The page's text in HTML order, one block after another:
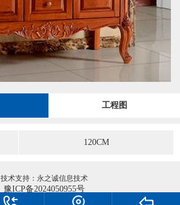
工程图
120CM
技术支持：永之诚信息技术
豫ICP备2024050955号